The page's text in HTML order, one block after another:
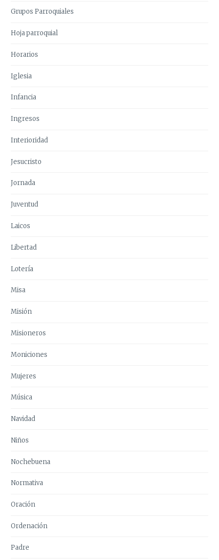
Grupos Parroquiales
Hoja parroquial
Horarios
Iglesia
Infancia
Ingresos
Interioridad
Jesucristo
Jornada
Juventud
Laicos
Libertad
Lotería
Misa
Misión
Misioneros
Moniciones
Mujeres
Música
Navidad
Niños
Nochebuena
Normativa
Oración
Ordenación
Padre